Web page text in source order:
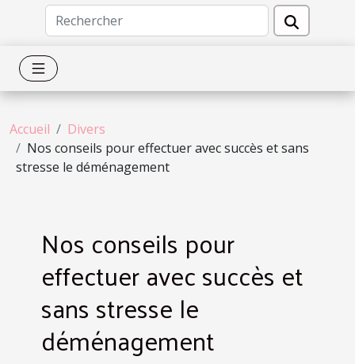
Accueil
Divers
Nos conseils pour effectuer avec succès et sans
stresse le déménagement
Nos conseils pour
effectuer avec succès et
sans stresse le
déménagement